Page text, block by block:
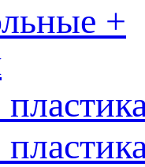
+